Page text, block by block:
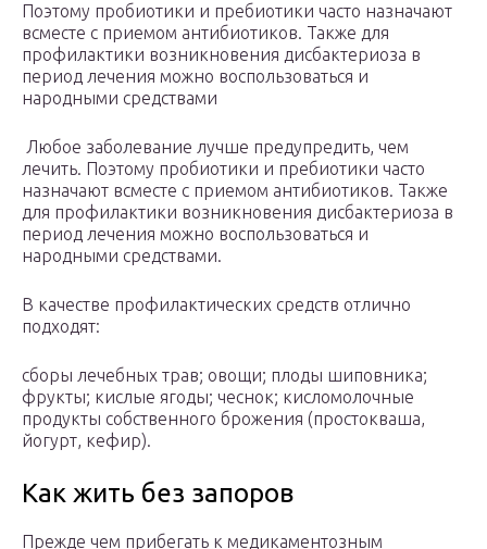
Поэтому пробиотики и пребиотики часто назначают
всместе с приемом антибиотиков. Также для
профилактики возникновения дисбактериоза в
период лечения можно воспользоваться и
народными средствами
Любое заболевание лучше предупредить, чем
лечить. Поэтому пробиотики и пребиотики часто
назначают всместе с приемом антибиотиков. Также
для профилактики возникновения дисбактериоза в
период лечения можно воспользоваться и
народными средствами.
В качестве профилактических средств отлично
подходят:
сборы лечебных трав; овощи; плоды шиповника;
фрукты; кислые ягоды; чеснок; кисломолочные
продукты собственного брожения (простокваша,
йогурт, кефир).
Как жить без запоров
Прежде чем прибегать к медикаментозным